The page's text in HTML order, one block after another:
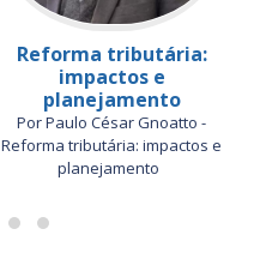
Reforma tributária:
impactos e
planejamento
Por Paulo César Gnoatto -
Reforma tributária: impactos e
planejamento